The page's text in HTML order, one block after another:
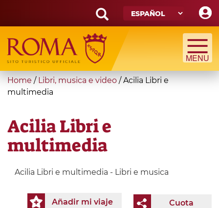
main
content
Search
form
Búsqueda
You
are
Home / Libri, musica e video /Acilia Libri e
multimedia
Acilia Libri e
multimedia
Acilia Libri e multimedia - Libri e musica
Cuota
Añadir mi viaje